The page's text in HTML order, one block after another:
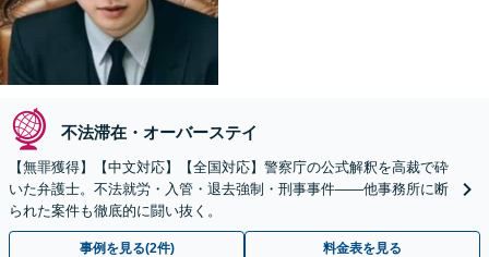
不法滞在・オーバーステイ
【無罪獲得】【中文対応】【全国対応】警察庁の公式解釈を高裁で砕
いた弁護士。不法就労・入管・退去強制・刑事事件——他事務所に断
られた案件も徹底的に闘い抜く。
事例を見る(2件) 料金表を見る